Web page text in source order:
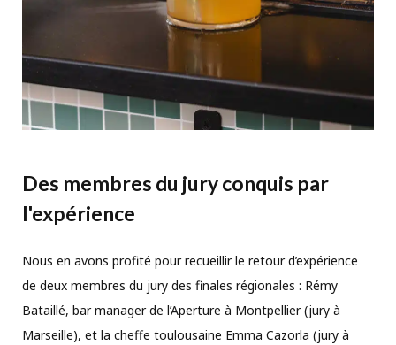
Des membres du jury conquis par
l'expérience
Nous en avons profité pour recueillir le retour d’expérience
de deux membres du jury des finales régionales : Rémy
Bataillé, bar manager de l’Aperture à Montpellier (jury à
Marseille), et la cheffe toulousaine Emma Cazorla (jury à